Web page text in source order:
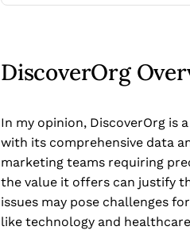
DiscoverOrg
In my opinion, DiscoverOrg is
with its comprehensive data
marketing teams requiring
the value it offers can justify
issues may pose challenges
like technology and